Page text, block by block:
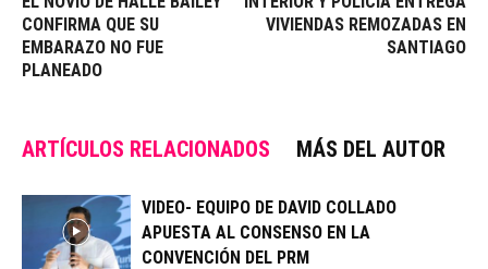
CONFIRMA QUE SU
EMBARAZO NO FUE
PLANEADO
VIVIENDAS REMOZADAS EN
SANTIAGO
ARTÍCULOS RELACIONADOS MÁS DEL AUTOR
VIDEO- EQUIPO DE DAVID COLLADO
APUESTA AL CONSENSO EN LA
CONVENCIÓN DEL PRM